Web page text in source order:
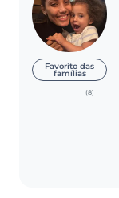
Favorito das
famílias
(8)